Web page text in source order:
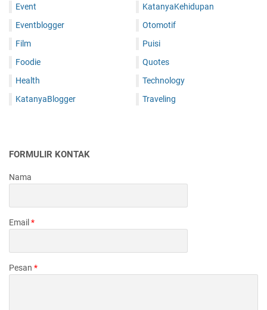
Event
Eventblogger
Film
Foodie
Health
KatanyaBlogger
KatanyaKehidupan
Otomotif
Puisi
Quotes
Technology
Traveling
FORMULIR KONTAK
Nama
Email *
Pesan *